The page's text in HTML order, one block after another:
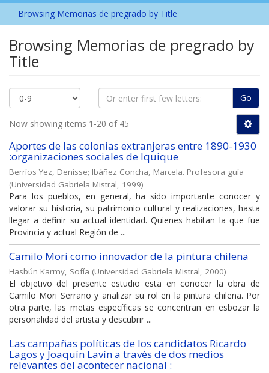
Browsing Memorias de pregrado by Title
Browsing Memorias de pregrado by
Title
Go
Now showing items 1-20 of 45
Aportes de las colonias extranjeras entre 1890-1930
:organizaciones sociales de Iquique
Berríos Yez, Denisse; Ibáñez Concha, Marcela. Profesora guía
(Universidad Gabriela Mistral, 1999)
Para los pueblos, en general, ha sido importante conocer y
valorar su historia, su patrimonio cultural y realizaciones, hasta
llegar a definir su actual identidad. Quienes habitan la que fue
Provincia y actual Región de ...
Camilo Mori como innovador de la pintura chilena
Hasbún Karmy, Sofía (Universidad Gabriela Mistral, 2000)
El objetivo del presente estudio esta en conocer la obra de
Camilo Mori Serrano y analizar su rol en la pintura chilena. Por
otra parte, las metas específicas se concentran en esbozar la
personalidad del artista y descubrir ...
Las campañas políticas de los candidatos Ricardo
Lagos y Joaquín Lavín a través de dos medios
relevantes del acontecer nacional :